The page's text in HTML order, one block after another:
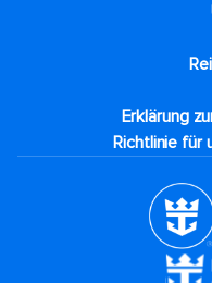
Erklärung
Richtlinie für